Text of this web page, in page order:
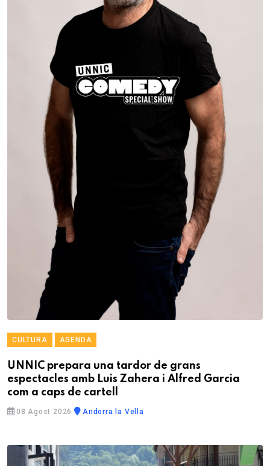
CULTURA AGENDA
UNNIC prepara una tardor de grans
espectacles amb Luis Zahera i Alfred Garcia
com a caps de cartell
08 Agost 2026 Andorra la Vella